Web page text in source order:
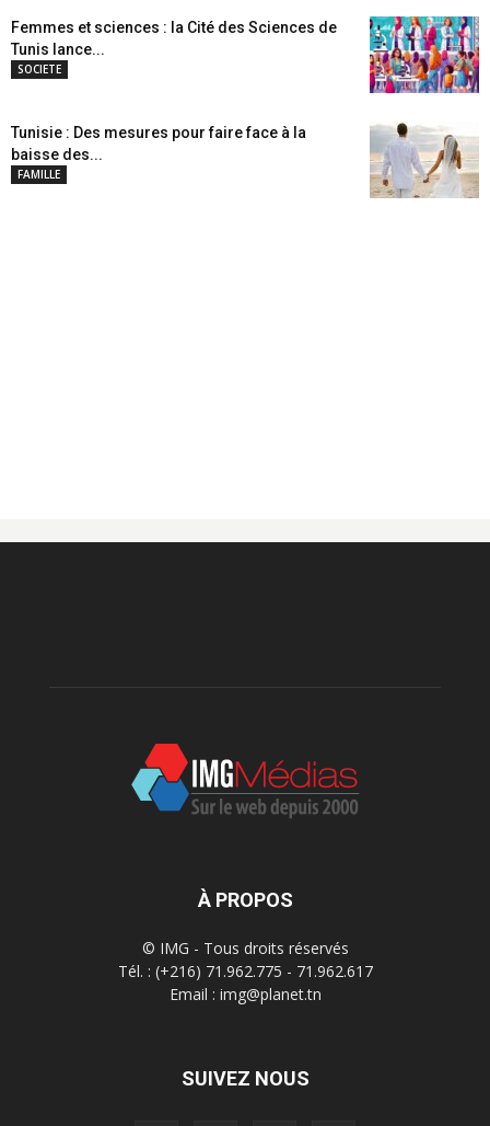
Femmes et sciences : la Cité des Sciences de
Tunis lance...
SOCIETE
Tunisie : Des mesures pour faire face à la
baisse des...
FAMILLE
À PROPOS
© IMG - Tous droits réservés
Tél. : (+216) 71.962.775 - 71.962.617
Email : img@planet.tn
SUIVEZ NOUS